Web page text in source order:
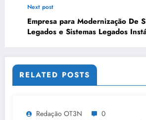
Next post
Empresa para Modernização De
Legados e Sistemas Legados
RELATED POSTS
Redação OT3N 0